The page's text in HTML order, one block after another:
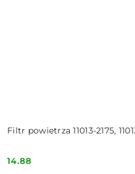
Filtr powietrza 11013-2175,
Cena:
14.88